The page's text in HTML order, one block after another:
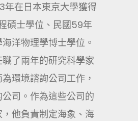
年在日本東京大學獲得
碩士學位、民國59年
洋物理學博士學位。
了兩年的研究科學家
環境諮詢公司工作，
司。作為這些公司的
他負責制定海象、海